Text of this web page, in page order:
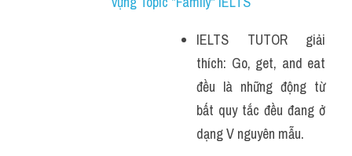
IELTS TUTOR giải
thích: Go, get, and eat
đều là những động từ
bất quy tắc đều đang ở
dạng V nguyên mẫu.